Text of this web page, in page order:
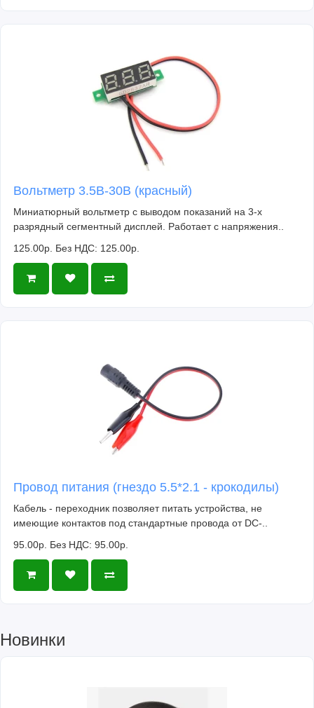
Вольтметр 3.5В-30В (красный)
Миниатюрный вольтметр с выводом показаний на 3-х
разрядный сегментный дисплей. Работает с напряжения..
125.00р. Без НДС: 125.00р.
Провод питания (гнездо 5.5*2.1 - крокодилы)
Кабель - переходник позволяет питать устройства, не
имеющие контактов под стандартные провода от DC-..
95.00р. Без НДС: 95.00р.
Новинки